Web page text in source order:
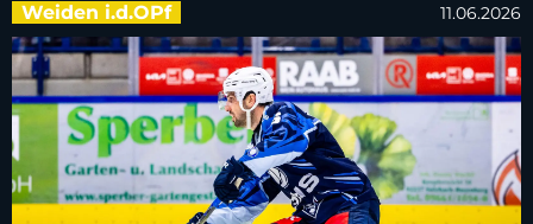
Weiden i.d.OPf 11.06.2026